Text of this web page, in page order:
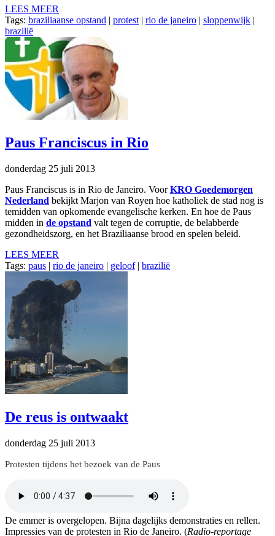
LEES MEER
Tags: braziliaanse opstand | protest | rio de janeiro | sloppenwijk |
brazilië
Paus Franciscus in Rio
donderdag 25 juli 2013
Paus Franciscus is in Rio de Janeiro. VoorKRO Goedemorgen
Nederland bekijkt Marjon van Royen hoe katholiek de stad nog is
temidden van opkomende evangelische kerken. En hoe de Paus
midden in de opstand valt tegen de corruptie, de belabberde
gezondheidszorg, en het Braziliaanse brood en spelen beleid.
LEES MEER
Tags: paus | rio de janeiro | geloof| brazilië
De reus is ontwaakt
donderdag 25 juli 2013
Protesten tijdens het bezoek van de Paus
De emmer is overgelopen. Bijna dagelijks demonstraties en rellen.
Impressies van de protesten in Rio de Janeiro. (Radio-reportage